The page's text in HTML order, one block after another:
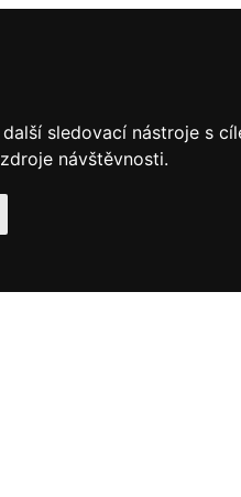
sledovací nástroje s
návštěvnosti.